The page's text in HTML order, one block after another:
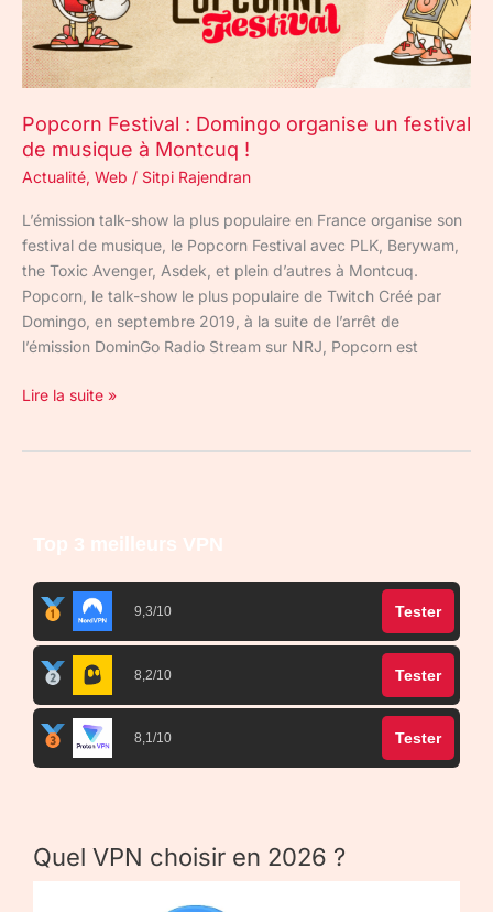
Popcorn Festival : Domingo organise un festival
de musique à Montcuq !
Actualité, Web / Sitpi Rajendran
L’émission talk-show la plus populaire en France organise son
festival de musique, le Popcorn Festival avec PLK, Berywam,
the Toxic Avenger, Asdek, et plein d’autres à Montcuq.
Popcorn, le talk-show le plus populaire de Twitch Créé par
Domingo, en septembre 2019, à la suite de l’arrêt de
l’émission DominGo Radio Stream sur NRJ, Popcorn est
de
musique
à
Lire la suite »
Top 3 meilleurs VPN
9,3/10 Tester
8,2/10 Tester
8,1/10 Tester
Quel VPN choisir en 2026 ?